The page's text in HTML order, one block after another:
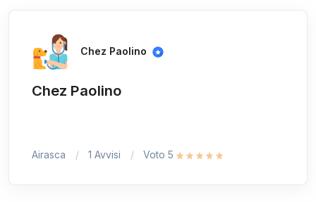
Chez Paolino
Chez Paolino
Airasca 1 Avvisi Voto 5